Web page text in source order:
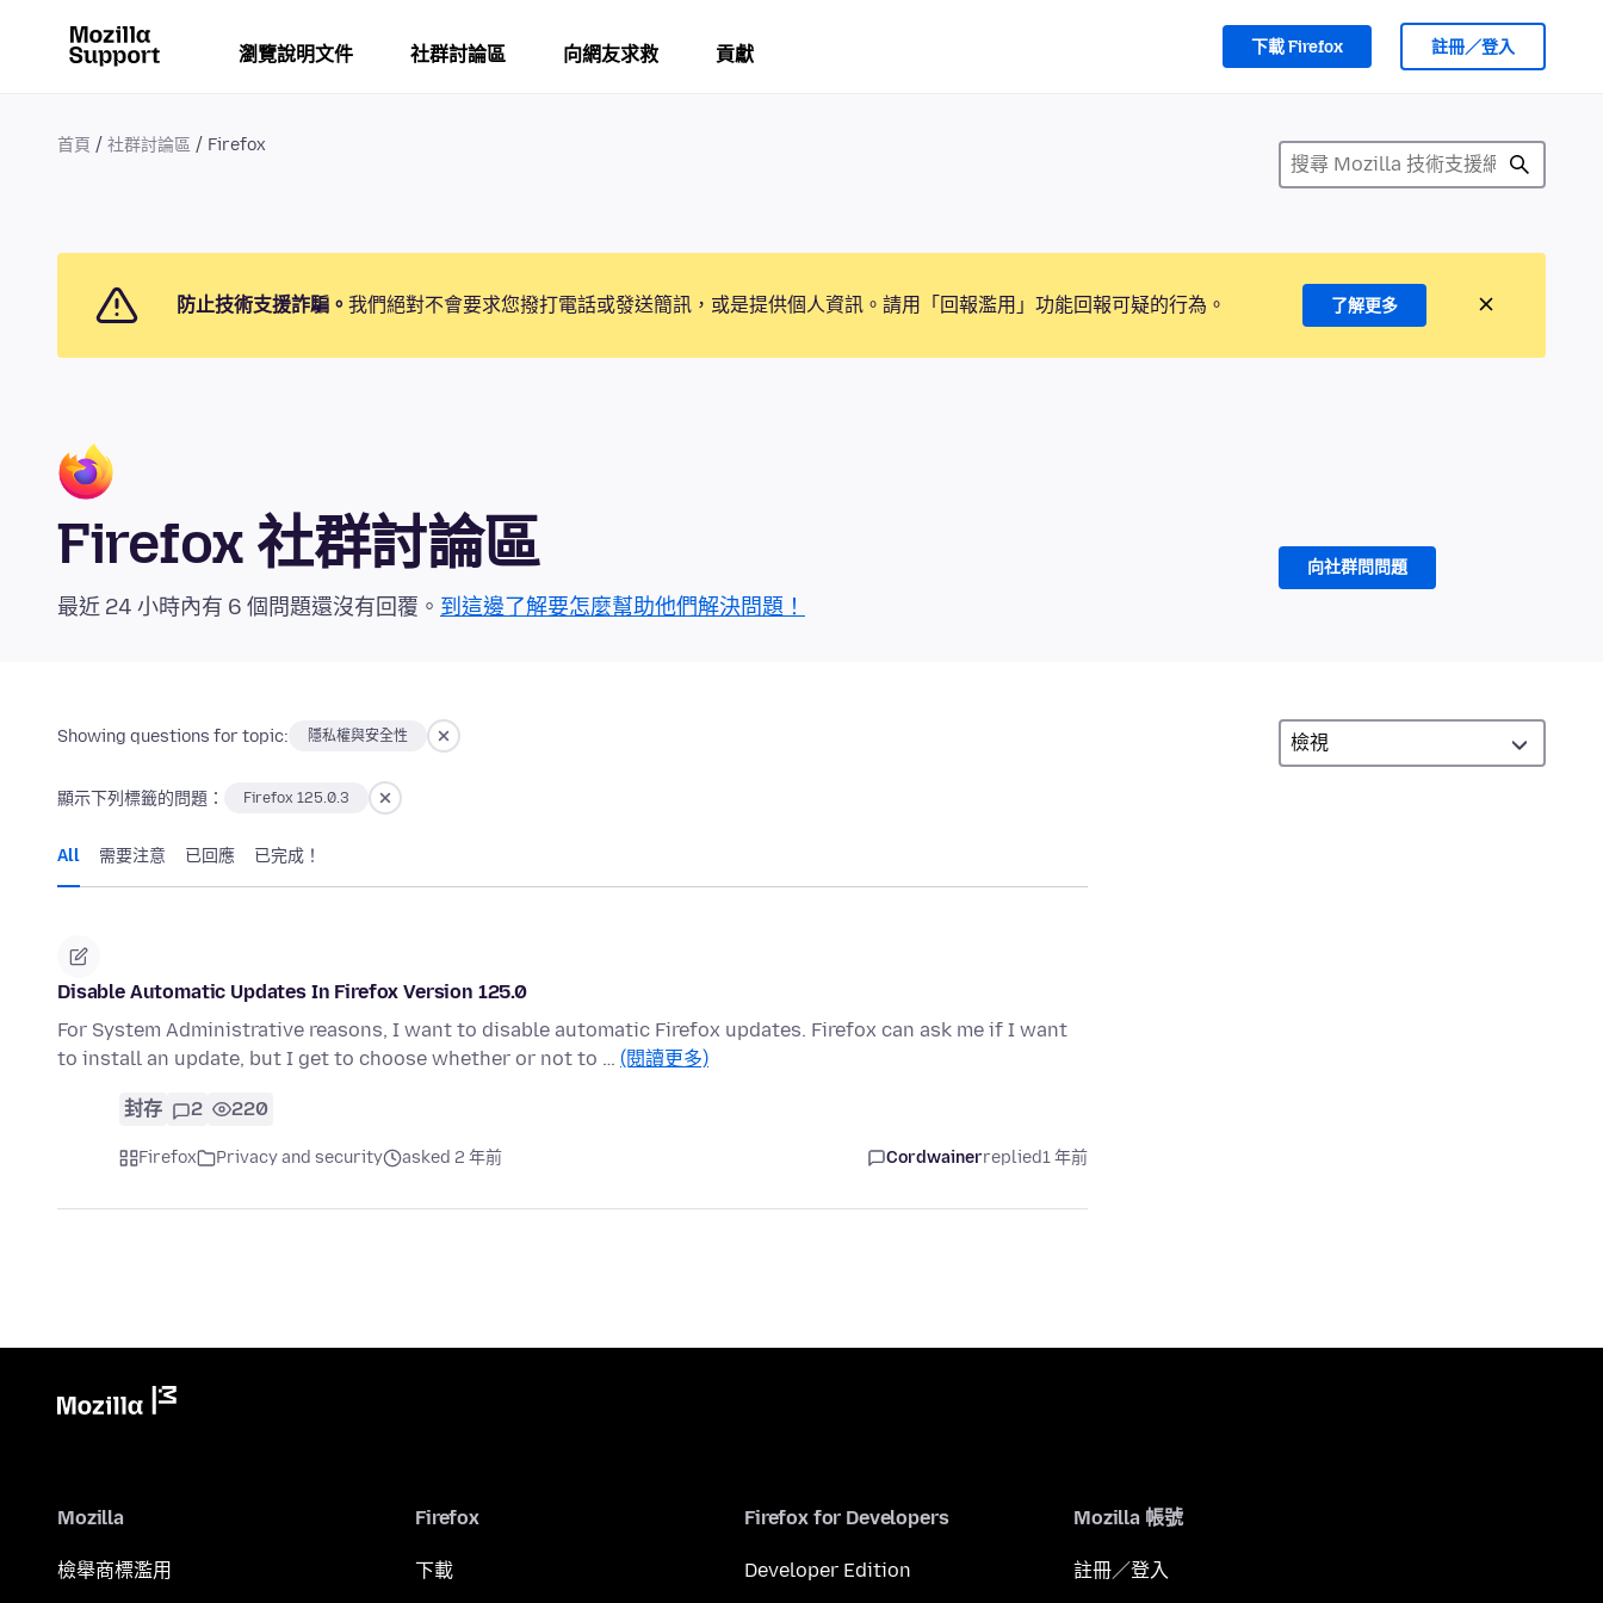
瀏覽說明文件 社群討論區 向網友求救 貢獻 下載 Firefox 註冊／登入
首頁 社群討論區 Firefox
防止技術支援詐騙。 我們絕對不會要求您撥打電話或發送簡訊，或是提供個人資訊。請用「回報濫用」功能回報可疑的行為。 了解更多
Firefox 社群討論區
最近 24 小時內有 6 個問題還沒有回覆。 到這邊了解要怎麼幫助他們解決問題！
向社群問問題
Showing questions for topic: 隱私權與安全性
顯示下列標籤的問題： Firefox 125.0.3
All 需要注意 已回應 已完成！
Disable Automatic Updates In Firefox Version 125.0
For System Administrative reasons, I want to disable automatic Firefox updates. Firefox can ask me if I want
to install an update, but I get to choose whether or not to … (閱讀更多)
封存 2 220
Firefox Privacy and security asked 2 年前 Cordwainerreplied1 年前
Mozilla
檢舉商標濫用
Firefox
下載
Firefox for Developers
Developer Edition
Mozilla 帳號
註冊／登入